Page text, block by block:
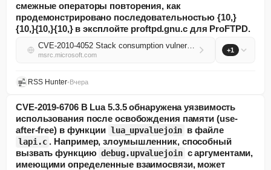
смежные операторы повторения, как
продемонстрировано последовательностью {10,}
{10,}{10,}{10,} в эксплойте proftpd.gnu.c для ProFTPD.
CVE-2010-4052 Stack consumption vulnerability in the regcomp implementation in the GNU C Library (aka glibc or libc6) through 2.11.3, and 2.12.x through 2.12.2, allows context-dependent attackers to cause a denial of service (resource exhaustion) via...
msrc.microsoft.com
+1
RSS Hunter•Вчера
CVE-2019-6706 В Lua 5.3.5 обнаружена уязвимость
использования после освобождения памяти (use-
after-free) в функции lua_upvaluejoin в файле
lapi.c . Например, злоумышленник, способный
вызвать функцию debug.upvaluejoin с аргументами,
имеющими определенные взаимосвязи, может